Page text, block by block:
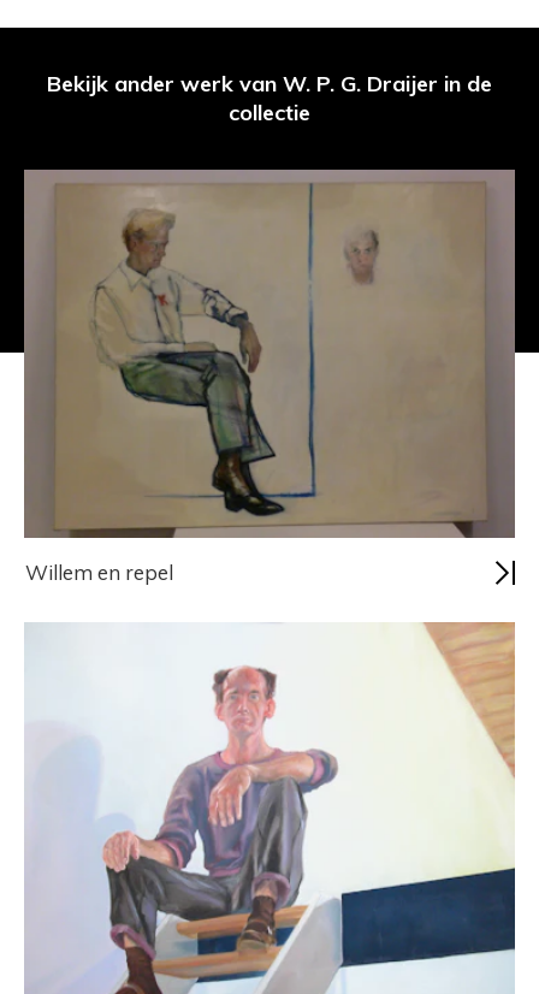
Bekijk ander werk van W. P. G. Draijer in de
collectie
Willem en repel